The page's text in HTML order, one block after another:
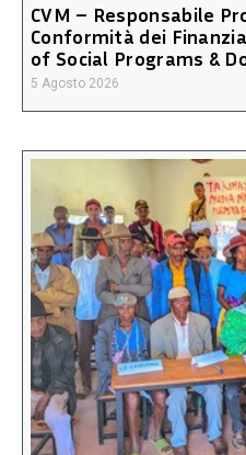
CVM – Responsabile
Conformità dei
of Social Programs &
5 Agosto 2026